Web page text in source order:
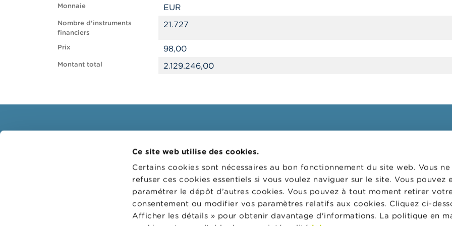
Ce site web utilise des cookies.
Certains cookies sont nécessaires au bon fonctionnement du site web. Vous
refuser ces cookies essentiels si vous voulez naviguer sur le site. Vous pouvez
paramétrer le dépôt d’autres cookies. Vous pouvez à tout moment retirer votre
consentement ou modifier vos paramètres relatifs aux cookies. Cliquez ci-
Afficher les détails » pour obtenir davantage d'informations. La politique en
Monnaie EUR
Nombre d'instruments
financiers
21.727
Prix 98,00
Montant total 2.129.246,00
Mises en garde & sanctions
Attention aux fraudes
Thèmes
Guichet digital
Sanctions administratives
Collège de supervision des
Actualités et Mises en garde
Liens
Contact